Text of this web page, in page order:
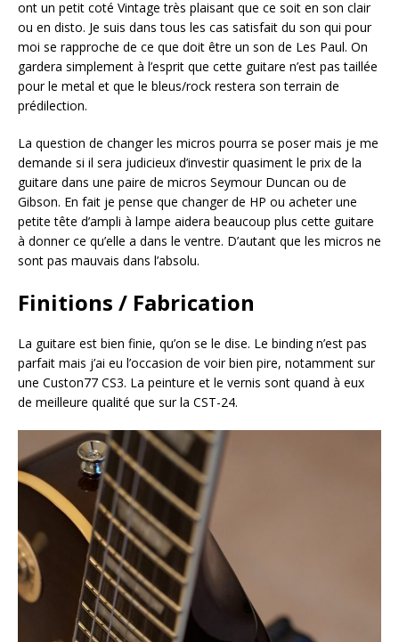
ont un petit coté Vintage très plaisant que ce soit en son clair
ou en disto. Je suis dans tous les cas satisfait du son qui pour
moi se rapproche de ce que doit être un son de Les Paul. On
gardera simplement à l’esprit que cette guitare n’est pas taillée
pour le metal et que le bleus/rock restera son terrain de
prédilection.
La question de changer les micros pourra se poser mais je me
demande si il sera judicieux d’investir quasiment le prix de la
guitare dans une paire de micros Seymour Duncan ou de
Gibson. En fait je pense que changer de HP ou acheter une
petite tête d’ampli à lampe aidera beaucoup plus cette guitare
à donner ce qu’elle a dans le ventre. D’autant que les micros ne
sont pas mauvais dans l’absolu.
Finitions / Fabrication
La guitare est bien finie, qu’on se le dise. Le binding n’est pas
parfait mais j’ai eu l’occasion de voir bien pire, notamment sur
une Custon77 CS3. La peinture et le vernis sont quand à eux
de meilleure qualité que sur la CST-24.